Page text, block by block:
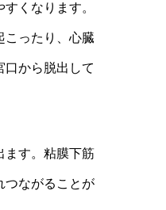
くなります。
こったり、心臓
口から脱出して
ます。粘膜下筋
つながることが